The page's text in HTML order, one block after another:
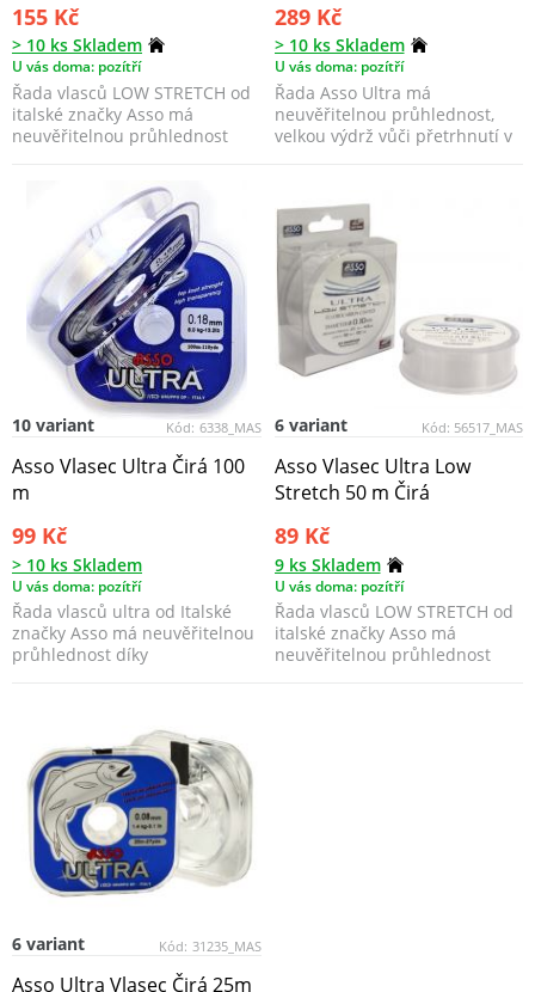
155 Kč
> 10 ks Skladem
U vás doma: pozítří
Řada vlasců LOW STRETCH od
italské značky Asso má
neuvěřitelnou průhlednost
289 Kč
> 10 ks Skladem
U vás doma: pozítří
Řada Asso Ultra má
neuvěřitelnou průhlednost,
velkou výdrž vůči přetrhnutí v
Kód: 6338_MAS
10 variant
Asso Vlasec Ultra Čirá 100
m
99 Kč
> 10 ks Skladem
U vás doma: pozítří
Řada vlasců ultra od Italské
značky Asso má neuvěřitelnou
průhlednost díky
Kód: 56517_MAS
6 variant
Asso Vlasec Ultra Low
Stretch 50 m Čirá
89 Kč
9 ks Skladem
U vás doma: pozítří
Řada vlasců LOW STRETCH od
italské značky Asso má
neuvěřitelnou průhlednost
Kód: 31235_MAS
6 variant
Asso Ultra Vlasec Čirá 25m